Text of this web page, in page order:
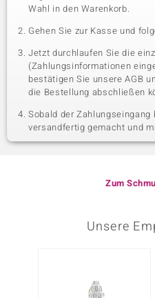
Wahl in den Warenkorb.
Gehen Sie zur Kasse und
Jetzt durchlaufen Sie die
(Zahlungsinformationen
bestätigen Sie unsere AGB
die Bestellung abschließen
Sobald der
versandfertig gemacht und
Zum
Unsere